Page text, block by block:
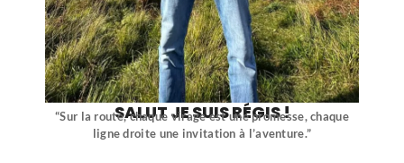
SALUT JE SUIS RÉGIS !
“Sur la route, chaque virage est une promesse, chaque
ligne droite une invitation à l’aventure.”